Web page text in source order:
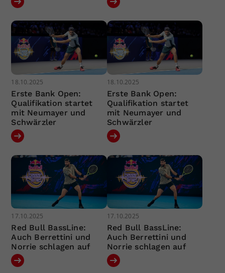
18.10.2025
Erste Bank Open:
Qualifikation startet
mit Neumayer und
Schwärzler
18.10.2025
Erste Bank Open:
Qualifikation startet
mit Neumayer und
Schwärzler
17.10.2025
Red Bull BassLine:
Auch Berrettini und
Norrie schlagen auf
17.10.2025
Red Bull BassLine:
Auch Berrettini und
Norrie schlagen auf